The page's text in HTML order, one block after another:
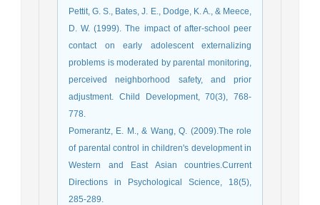
Pettit, G. S., Bates, J. E., Dodge, K. A., & Meece,
D. W. (1999). The impact of after-school peer
contact on early adolescent externalizing
problems is moderated by parental monitoring,
perceived neighborhood safety, and prior
adjustment. Child Development, 70(3), 768-
778.
Pomerantz, E. M., & Wang, Q. (2009).The role
of parental control in children's development in
Western and East Asian countries.Current
Directions in Psychological Science, 18(5),
285-289.